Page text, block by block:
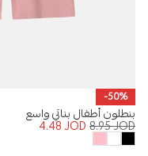
-50%
بنطلون أطفال بناتي واسع
8.95JOD
4.48JOD